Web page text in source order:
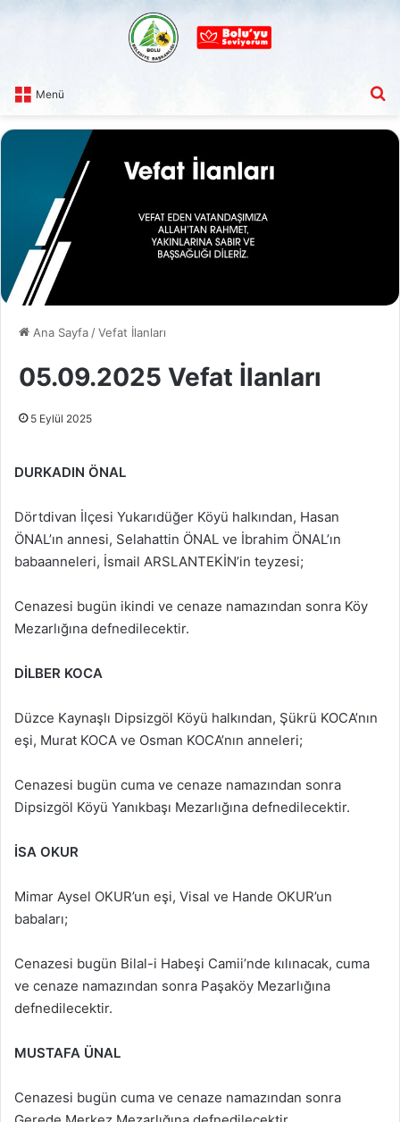
Menü
Ana Sayfa /Vefat İlanları
05.09.2025 Vefat İlanları
5 Eylül 2025
DURKADIN ÖNAL
Dörtdivan İlçesi Yukarıdüğer Köyü halkından, Hasan
ÖNAL’ın annesi, Selahattin ÖNAL ve İbrahim ÖNAL’ın
babaanneleri, İsmail ARSLANTEKİN’in teyzesi;
Cenazesi bugün ikindi ve cenaze namazından sonra Köy
Mezarlığına defnedilecektir.
DİLBER KOCA
Düzce Kaynaşlı Dipsizgöl Köyü halkından, Şükrü KOCA’nın
eşi, Murat KOCA ve Osman KOCA’nın anneleri;
Cenazesi bugün cuma ve cenaze namazından sonra
Dipsizgöl Köyü Yanıkbaşı Mezarlığına defnedilecektir.
İSA OKUR
Mimar Aysel OKUR’un eşi, Visal ve Hande OKUR’un
babaları;
Cenazesi bugün Bilal-i Habeşi Camii’nde kılınacak, cuma
ve cenaze namazından sonra Paşaköy Mezarlığına
defnedilecektir.
MUSTAFA ÜNAL
Cenazesi bugün cuma ve cenaze namazından sonra